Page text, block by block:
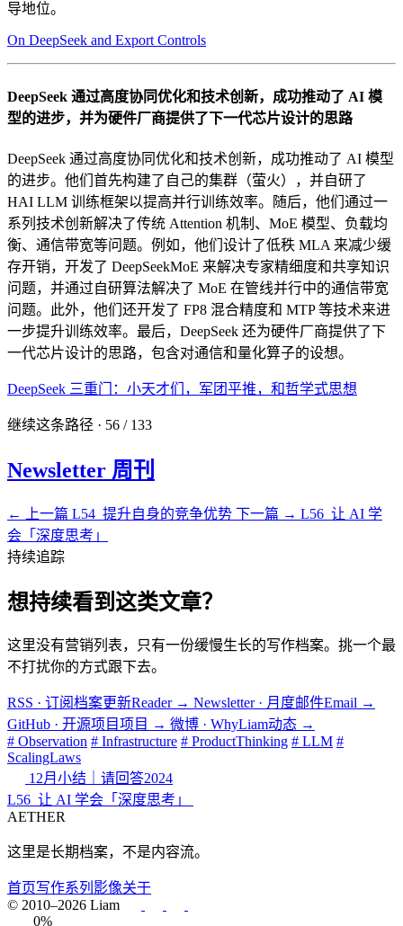
导地位。
On DeepSeek and Export Controls
DeepSeek 通过高度协同优化和技术创新，成功推动了 AI 模
型的进步，并为硬件厂商提供了下一代芯片设计的思路
DeepSeek 通过高度协同优化和技术创新，成功推动了 AI 模型
的进步。他们首先构建了自己的集群（萤火），并自研了
HAI LLM 训练框架以提高并行训练效率。随后，他们通过一
系列技术创新解决了传统 Attention 机制、MoE 模型、负载均
衡、通信带宽等问题。例如，他们设计了低秩 MLA 来减少缓
存开销，开发了 DeepSeekMoE 来解决专家精细度和共享知识
问题，并通过自研算法解决了 MoE 在管线并行中的通信带宽
问题。此外，他们还开发了 FP8 混合精度和 MTP 等技术来进
一步提升训练效率。最后，DeepSeek 还为硬件厂商提供了下
一代芯片设计的思路，包含对通信和量化算子的设想。
DeepSeek 三重门：小天才们，军团平推，和哲学式思想
继续这条路径 · 56 / 133
Newsletter 周刊
← 上一篇 L54_提升自身的竞争优势 下一篇 → L56_让 AI 学
会「深度思考」
持续追踪
想持续看到这类文章？
这里没有营销列表，只有一份缓慢生长的写作档案。挑一个最
不打扰你的方式跟下去。
RSS · 订阅档案更新Reader → Newsletter · 月度邮件Email →
GitHub · 开源项目项目 → 微博 · WhyLiam动态 →
# Observation # Infrastructure # ProductThinking # LLM #
ScalingLaws
12月小结｜请回答2024
L56_让 AI 学会「深度思考」
AETHER
这里是长期档案，不是内容流。
首页写作系列 影像关于
© 2010–2026 Liam
0%